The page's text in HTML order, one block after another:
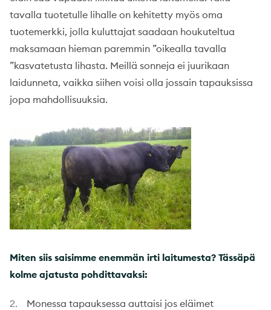
tavalla tuotetulle lihalle on kehitetty myös oma
tuotemerkki, jolla kuluttajat saadaan houkuteltua
maksamaan hieman paremmin ”oikealla tavalla
”kasvatetusta lihasta. Meillä sonneja ei juurikaan
laidunneta, vaikka siihen voisi olla jossain tapauksissa
jopa mahdollisuuksia.
Miten siis saisimme enemmän irti laitumesta? Tässäpä
kolme ajatusta pohdittavaksi:
Monessa tapauksessa auttaisi jos eläimet